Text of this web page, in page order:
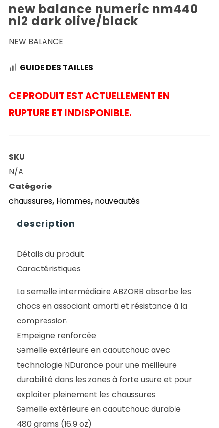
new balance numeric nm440
nl2 dark olive/black
NEW BALANCE
GUIDE DES TAILLES
CE PRODUIT EST ACTUELLEMENT EN
RUPTURE ET INDISPONIBLE.
SKU
N/A
Catégorie
chaussures, Hommes, nouveautés
description
Détails du produit
Caractéristiques
La semelle intermédiaire ABZORB absorbe les
chocs en associant amorti et résistance à la
compression
Empeigne renforcée
Semelle extérieure en caoutchouc avec
technologie NDurance pour une meilleure
durabilité dans les zones à forte usure et pour
exploiter pleinement les chaussures
Semelle extérieure en caoutchouc durable
480 grams (16.9 oz)